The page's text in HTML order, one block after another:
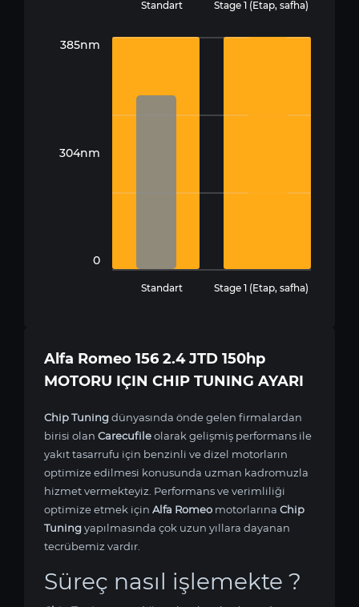
Standart Stage 1 (Etap, safha)
385nm
304nm
0
Standart Stage 1 (Etap, safha)
Alfa Romeo 156 2.4 JTD 150hp
MOTORU IÇIN CHIP TUNING AYARI
Chip Tuningdünyasında önde gelen firmalardan
birisi olan Carecufileolarak gelişmiş performans ile
yakıt tasarrufu için benzinli ve dizel motorların
optimize edilmesi konusunda uzman kadromuzla
hizmet vermekteyiz. Performans ve verimliliği
optimize etmek için Alfa Romeo motorlarına Chip
Tuningyapılmasında çok uzun yıllara dayanan
tecrübemiz vardır.
Süreç nasıl işlemekte ?